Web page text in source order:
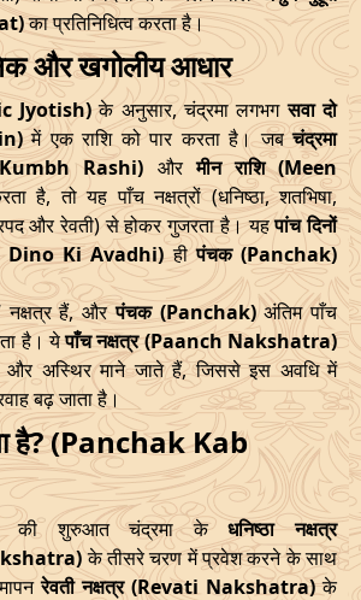
Mrityulok 07/07/2026
Swarglok 10/07/2026
Swarglok 13/07/2026
Mrityulok 18/07/2026
Patallok 21/07/2026
Swarglok 25/07/2026
Patallok 29/07/2026
August, 2026
Bhadra
Name
End
Date
Mrityulok 01/08/2026
End
Time Date
12:06 14/05/2026 22:43
June, 2026
End
Time Date Time
18:58 11/06/2026 8:15
July, 2026
End
Time Date Time
0:45 08/07/2026 15:59
का प्रतिनिधित्व करता है।
और खगोलीय आधार
Jyotish)के अनुसार, चंद्रमा लगभगसवा दो
में एक राशि को पार करता है। जबचंद्रमा
Rashi) औरमीन राशि (Meen
है, तो यह पाँच नक्षत्रों (धनिष्ठा, शतभिषा,
और रेवती) से होकर गुजरता है। यहपांच दिनों
Dino Ki Avadhi)हीपंचक (Panchak)
नक्षत्र हैं, औरपंचक (Panchak)अंतिम पाँच
है। येपाँच नक्षत्र (Paanch Nakshatra)
और अस्थिर माने जाते हैं, जिससे इस अवधि में
बढ़ जाता है।
है? (Panchak Kab
शुरुआत चंद्रमा केधनिष्ठा नक्षत्र
के तीसरे चरण में प्रवेश करने के साथ
रेवती नक्षत्र (Revati Nakshatra)के